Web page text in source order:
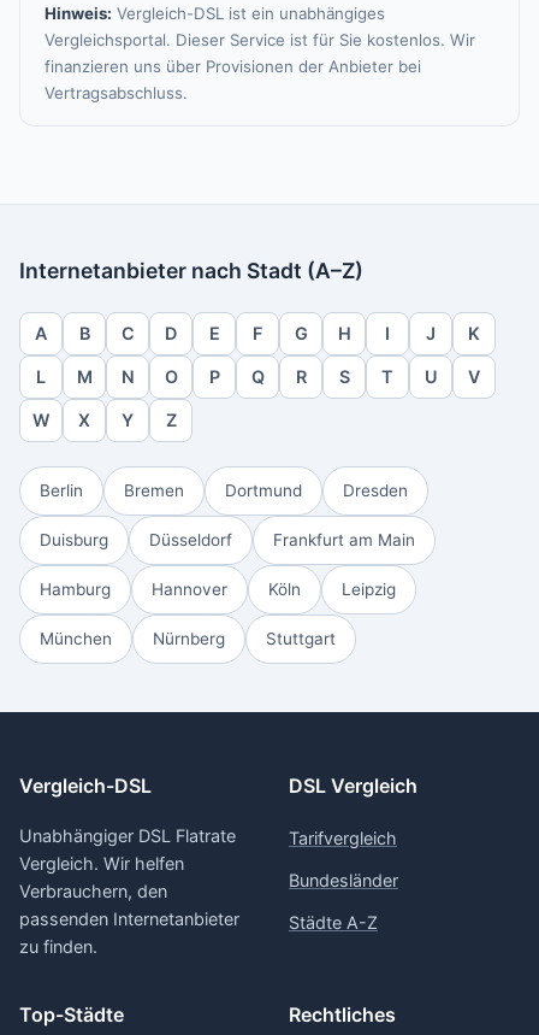
Hinweis: Vergleich-DSL ist ein unabhängiges
Vergleichsportal. Dieser Service ist für Sie kostenlos. Wir
finanzieren uns über Provisionen der Anbieter bei
Vertragsabschluss.
Internetanbieter nach Stadt (A–Z)
A B C D E F G H I J K
L M N O P Q R S T U V
W X Y Z
Berlin Bremen Dortmund Dresden
Duisburg Düsseldorf Frankfurt am Main
Hamburg Hannover Köln Leipzig
München Nürnberg Stuttgart
Vergleich-DSL
Unabhängiger DSL Flatrate
Vergleich. Wir helfen
Verbrauchern, den
passenden Internetanbieter
zu finden.
DSL Vergleich
Tarifvergleich
Bundesländer
Städte A-Z
Top-Städte Rechtliches